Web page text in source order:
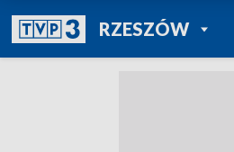
RZESZÓWPOWRÓT DO
TVP REGIONY